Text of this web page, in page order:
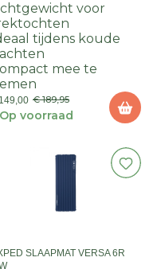
voor
tijdens koude
mee te
€ 189,95
Op voorraad
SLAAPMAT VERSA 6R